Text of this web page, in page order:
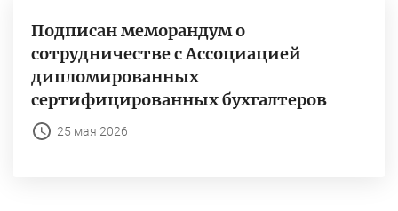
Подписан меморандум о
сотрудничестве с Ассоциацией
дипломированных
сертифицированных бухгалтеров
25 мая 2026